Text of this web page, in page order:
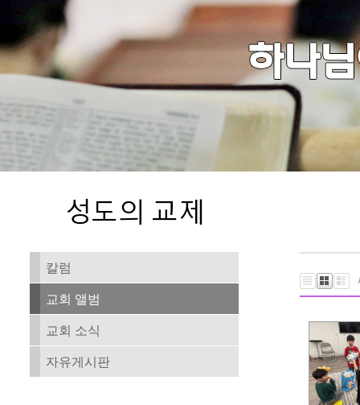
칼럼
교회 앨범
교회 소식
자유게시판